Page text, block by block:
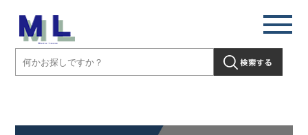
+CR-EF-EOS R】の取扱いを開始しました」" />